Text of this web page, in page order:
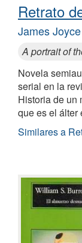
Retrato
James Joyce
A portrait of
Novela
serial en la
Historia de un
que es el álter
Similares a